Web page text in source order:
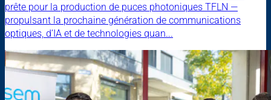
prête pour la production de puces photoniques TFLN —
propulsant la prochaine génération de communications
optiques, d’IA et de technologies quan...